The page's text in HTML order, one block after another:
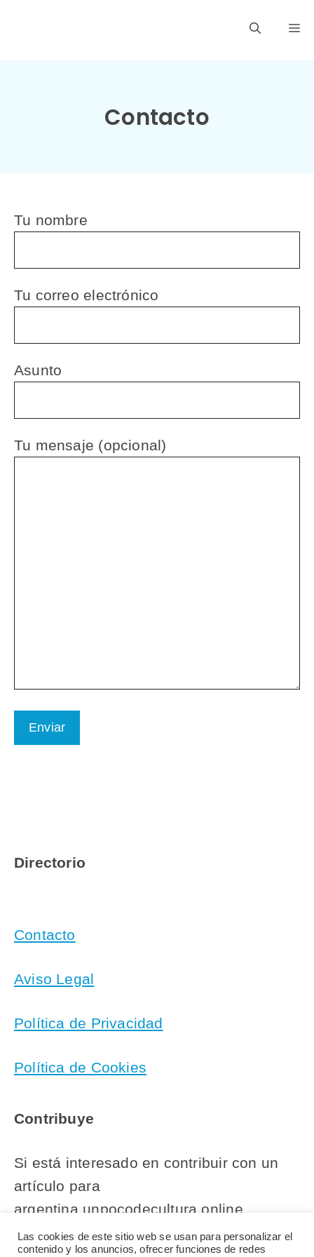
Contacto
Tu nombre
Tu correo electrónico
Asunto
Tu mensaje (opcional)
Directorio
Contacto
Aviso Legal
Política de Privacidad
Política de Cookies
Contribuye
Si está interesado en contribuir con un
artículo para
argentina.unpocodecultura.online,
comuníquese con nuestro equipo
Las cookies de este sitio web se usan para personalizar el
contenido y los anuncios, ofrecer funciones de redes